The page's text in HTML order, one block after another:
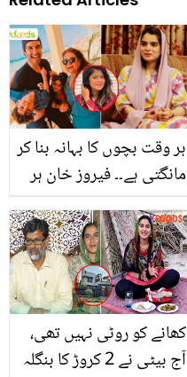
ہر وقت بچوں کا بہانہ بنا کر
مانگتی ہے۔۔ فیروز خان ہر
بہن کے بیان پر صارفین نے
علیزے کی ایسی تیسی کر
دی
کھانے کو روٹی نہیں تھی،
آج بیٹی نے 2 کروڑ کا بنگلہ